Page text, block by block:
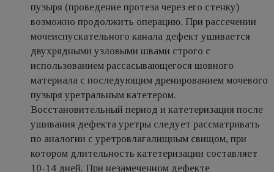
пузыря (проведение протеза через его стенку)
возможно продолжить операцию. При рассечении
мочеиспускательного канала дефект ушивается
двухрядными узловыми швами строго с
использованием рассасывающегося шовного
материала с последующим дренированием мочевого
пузыря уретральным катетером.
Восстановительный период и катетеризация после
ушивания дефекта уретры следует рассматривать
по аналогии с уретровлагалищным свищом, при
котором длительность катетеризации составляет
10-14 дней. При незамеченном дефекте